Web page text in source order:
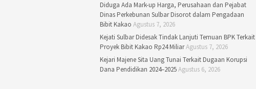
Diduga Ada Mark-up Harga, Perusahaan dan Pejabat
Dinas Perkebunan Sulbar Disorot dalam Pengadaan
Bibit Kakao Agustus 7, 2026
Kejati Sulbar Didesak Tindak Lanjuti Temuan BPK Terkait
Proyek Bibit Kakao Rp24 MiliarAgustus 7, 2026
Kejari Majene Sita Uang Tunai Terkait Dugaan Korupsi
Dana Pendidikan 2024–2025Agustus 6, 2026